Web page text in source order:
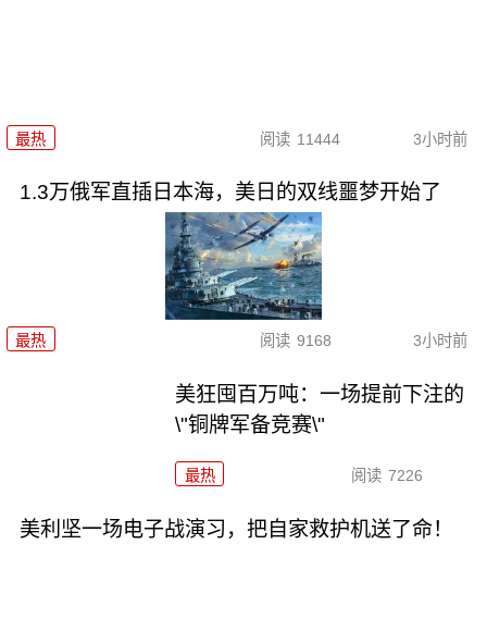
最热 阅读 11444 3小时前
1.3万俄军直插日本海，美日的双线噩梦开始了
最热 阅读 9168 3小时前
美狂囤百万吨：一场提前下注的
\"铜牌军备竞赛\"
最热 阅读 7226
美利坚一场电子战演习，把自家救护机送了命！